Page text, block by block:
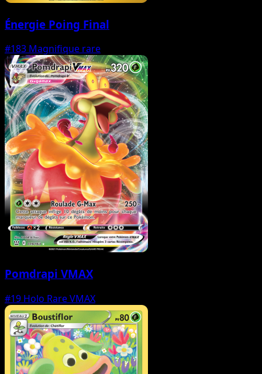
Énergie Poing Final
#183 Magnifique rare
Pomdrapi VMAX
#19 Holo Rare VMAX